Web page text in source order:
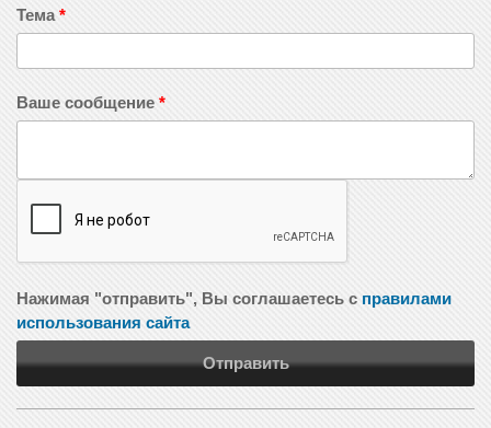
Тема *
Ваше сообщение *
Нажимая "отправить", Вы соглашаетесь с правилами
использования сайта
Отправить